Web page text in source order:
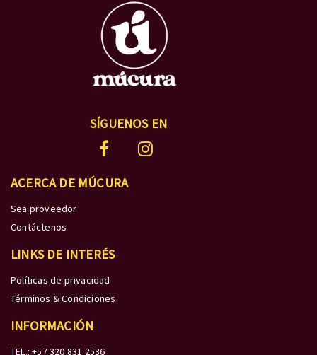
SÍGUENOS EN
ACERCA DE MÚCURA
Sea proveedor
Contáctenos
LINKS DE INTERÉS
Políticas de privacidad
Términos & Condiciones
INFORMACIÓN
TEL.: +57 320 831 2536